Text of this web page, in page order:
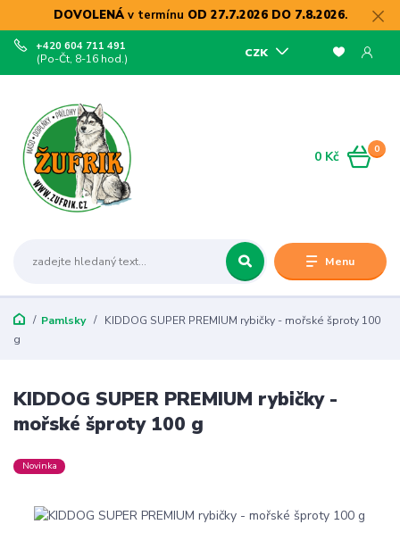
DOVOLENÁv termínu OD 27.7.2026 DO 7.8.2026.
Menu
CZK
+420 604 711 491
(Po-Čt, 8-16 hod.)
0
0 Kč
Pamlsky
KIDDOG SUPER PREMIUM rybičky - mořské šproty 100
g
KIDDOG SUPER PREMIUM rybičky -
mořské šproty 100 g
Novinka